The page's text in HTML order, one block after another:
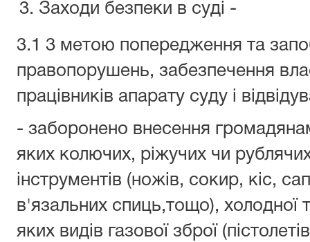
Заходи безпеки в суді -
3.1 3 метою попередження та
правопорушень, забезпечення
працівників апарату суду і
- заборонено внесення
яких колючих, ріжучих чи
інструментів (ножів, сокир, кіс,
в'язальних спиць,тощо), холодної
яких видів газової зброї